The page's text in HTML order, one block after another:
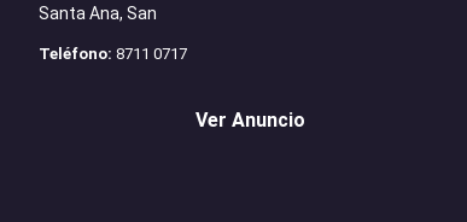
Santa Ana, San
Teléfono: 8711 0717
Ver Anuncio